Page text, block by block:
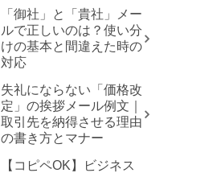
「御社」と「貴社」メー
ルで正しいのは？使い分
けの基本と間違えた時の
対応
失礼にならない「価格改
定」の挨拶メール例文｜
取引先を納得させる理由
の書き方とマナー
【コピペOK】ビジネス